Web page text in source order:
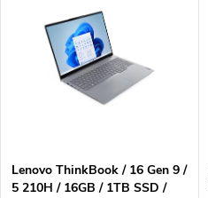
16GB...
Lenovo ThinkBook / 16 Gen 9 /
5 210H / 16GB / 1TB SSD /